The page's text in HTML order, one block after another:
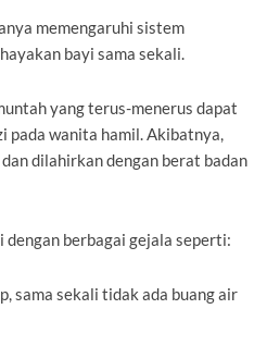
memengaruhi sistem
bayi sama sekali.
yang terus-menerus dapat
pada wanita hamil. Akibatnya,
dilahirkan dengan berat badan
dengan berbagai gejala seperti:
sama sekali tidak ada buang air